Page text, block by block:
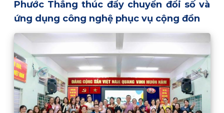
Phước Thắng thúc đẩy chuyển đổi số và
ứng dụng công nghệ phục vụ cộng đồn